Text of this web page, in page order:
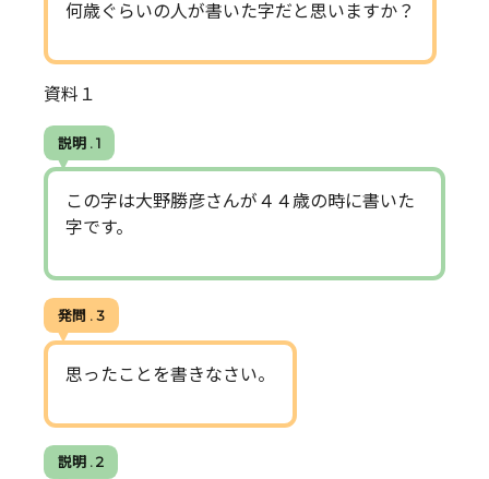
何歳ぐらいの人が書いた字だと思いますか？
資料１
説明 . 1
この字は大野勝彦さんが４４歳の時に書いた
字です。
発問 . 3
思ったことを書きなさい。
説明 . 2